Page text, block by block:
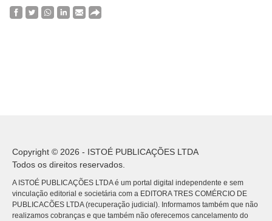
Copyright © 2026 - ISTOÉ PUBLICAÇÕES LTDA
Todos os direitos reservados.
A ISTOÉ PUBLICAÇÕES LTDA é um portal digital independente e sem
vinculação editorial e societária com a EDITORA TRES COMÉRCIO DE
PUBLICACÕES LTDA (recuperação judicial). Informamos também que não
realizamos cobranças e que também não oferecemos cancelamento do